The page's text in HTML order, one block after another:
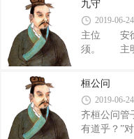
后难，先难
八十已上，
征，日有酒
所欲，求
国、都皆有
葆，受二
谓恤孤者，
九守
2019-06-24
主位 安徐
须。 主明
下之心虑
主听 听之
失守，距之
之不可测
用赏者贵诚
桓公问
2019-06-24
齐桓公问管
有道乎？”